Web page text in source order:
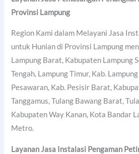
Provinsi Lampung
Region Kami dalam Melayani Jasa
untuk Hunian di Provinsi Lampung
Lampung Barat, Kabupaten Lampung
Tengah, Lampung Timur, Kab.
Pesawaran, Kab. Pesisir Barat,
Tanggamus, Tulang Bawang Barat,
Kabupaten Way Kanan, Kota Bandar
Metro.
Layanan Jasa Instalasi Pengaman